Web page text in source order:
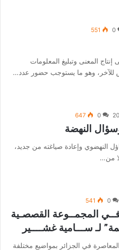
0
551
المعنى وتبليغ المعلومات
للآخر، وهو ما يستوجب حضور عدد…
0
647
النهضة
النهضوي وإعادة صياغته من جديد،
من…
0
541
المجمــوعة القصصـية
لـ ســـامية غشــــير
في الجزائر بمواضيع مختلفة